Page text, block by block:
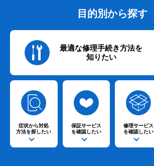
目的別から探す
最適な修理手続き方法を
知りたい
症状から対処
方法を探したい
保証サービス
を確認したい
修理サービス
を確認したい